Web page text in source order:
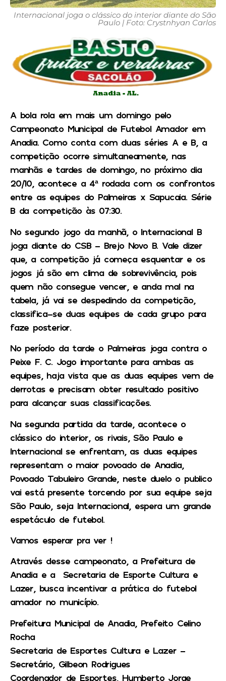
Internacional joga o clássico do interior diante do São
Paulo | Foto: Crystnhyan Carlos
A bola rola em mais um domingo pelo
Campeonato Municipal de Futebol Amador em
Anadia. Como conta com duas séries A e B, a
competição ocorre simultaneamente, nas
manhãs e tardes de domingo, no próximo dia
20/10, acontece a 4ª rodada com os confrontos
entre as equipes do Palmeiras x Sapucaia. Série
B da competição às 07:30.
No segundo jogo da manhã, o Internacional B
joga diante do CSB – Brejo Novo B. Vale dizer
que, a competição já começa esquentar e os
jogos já são em clima de sobrevivência, pois
quem não consegue vencer, e anda mal na
tabela, já vai se despedindo da competição,
classifica-se duas equipes de cada grupo para
faze posterior.
No período da tarde o Palmeiras joga contra o
Peixe F. C. Jogo importante para ambas as
equipes, haja vista que as duas equipes vem de
derrotas e precisam obter resultado positivo
para alcançar suas classificações.
Na segunda partida da tarde, acontece o
clássico do interior, os rivais, São Paulo e
Internacional se enfrentam, as duas equipes
representam o maior povoado de Anadia,
Povoado Tabuleiro Grande, neste duelo o publico
vai está presente torcendo por sua equipe seja
São Paulo, seja Internacional, espera um grande
espetáculo de futebol.
Vamos esperar pra ver !
Através desse campeonato, a Prefeitura de
Anadia e a Secretaria de Esporte Cultura e
Lazer, busca incentivar a prática do futebol
amador no município.
Prefeitura Municipal de Anadia, Prefeito Celino
Rocha
Secretaria de Esportes Cultura e Lazer –
Secretário, Gilbeon Rodrigues
Coordenador de Esportes, Humberto Jorge